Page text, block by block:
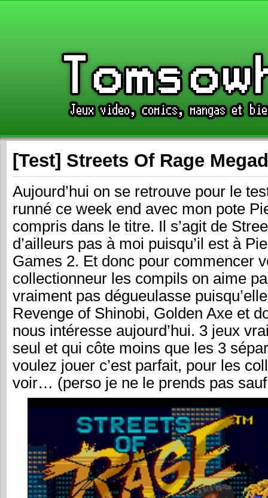
[Test] Streets Of Rage
Aujourd’hui on se retrouve pour le
runné ce week end avec mon pote
compris dans le titre. Il s’agit de
d’ailleurs pas à moi puisqu’il est à
Games 2. Et donc pour commencer
collectionneur les compils on aime
vraiment pas dégueulasse
Revenge of Shinobi, Golden Axe et
nous intéresse aujourd’hui. 3 jeux
seul et qui côte moins que les 3
voulez jouer c’est parfait, pour les
voir… (perso je ne le prends pas sauf